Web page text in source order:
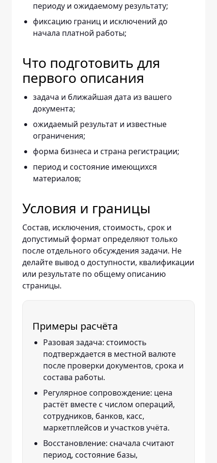
периоду и ожидаемому результату;
фиксацию границ и исключений до
начала платной работы;
Что подготовить для
первого описания
задача и ближайшая дата из вашего
документа;
ожидаемый результат и известные
ограничения;
форма бизнеса и страна регистрации;
период и состояние имеющихся
материалов;
Условия и границы
Состав, исключения, стоимость, срок и
допустимый формат определяют только
после отдельного обсуждения задачи. Не
делайте вывод о доступности, квалификации
или результате по общему описанию
страницы.
Примеры расчёта
Разовая задача: стоимость
подтверждается в местной валюте
после проверки документов, срока и
состава работы.
Регулярное сопровождение: цена
растёт вместе с числом операций,
сотрудников, банков, касс,
маркетплейсов и участков учёта.
Восстановление: сначала считают
период, состояние базы,